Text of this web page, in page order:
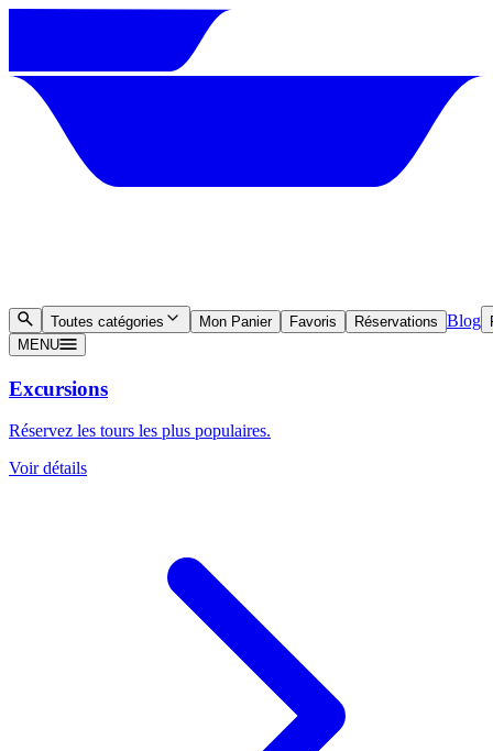
Toutes catégories Mon Panier Favoris Réservations Blog
MENU
Excursions
Réservez les tours les plus populaires.
Voir détails